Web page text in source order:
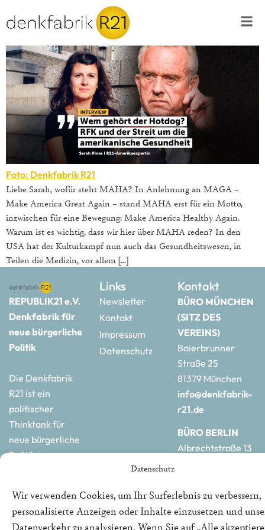
Datenschutz
Wir verwenden Cookies, um Ihr Surferlebnis zu verbessern,
personalisierte Anzeigen oder Inhalte einzusetzen und
Datenverkehr zu analysieren. Wenn Sie auf „Alle
Foto: Denkfabrik R21
Liebe Sarah, wofür steht MAHA? In Anlehnung an MAGA –
Make America Great Again – stand MAHA erst für ein Motto,
inzwischen für eine Bewegung: Make America Healthy Again.
Warum ist es wichtig, dass wir hier über MAHA reden? In den
USA hat der Kulturkampf nun auch das Gesundheitswesen, in
Teilen die Medizin, vor allem […]
REPUBLIK21 e.V.
Denkfabrik für
neue bürgerliche
Politik
Die Denkfabrik
R21 ist ein
politischer
Thinktank für
neue bürgerliche
Politik in
Links
Newsletter
Kontakt
Impressum
Datenschutz
Kontakt
BÜRO MÜNCHEN
(SITZ DES
VEREINS)
Baierbrunner
Straße 25
81379 München
info@denkfabrik-
r21.de
BÜRO BERLIN
Albrechtstraße 13
r21.de